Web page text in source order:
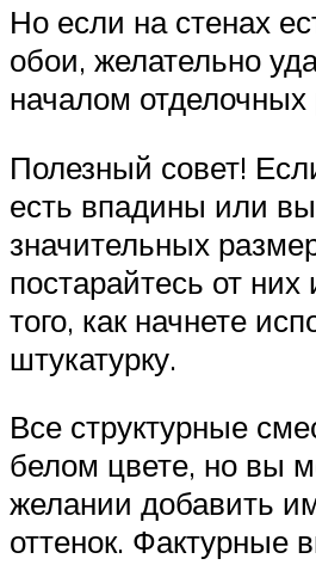
Но если на стенах
обои, желательно
началом отделочных
Полезный совет!
есть впадины или
значительных
постарайтесь от них
того, как начнете
штукатурку.
Все структурные
белом цвете, но вы
желании добавить
оттенок. Фактурные